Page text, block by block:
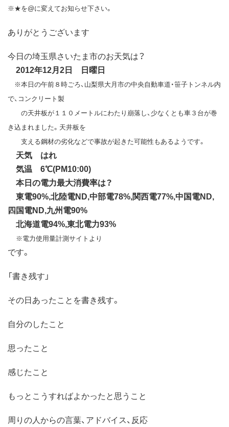
※★を@に変えてお知らせ下さい。
ありがとうございます
今日の埼玉県さいたま市のお天気は？
2012年12月2日 日曜日
※本日の午前８時ごろ、山梨県大月市の中央自動車道・笹子トンネル内
で、コンクリート製
の天井板が１１０メートルにわたり崩落し、少なくとも車３台が巻
き込まれました。天井板を
支える鋼材の劣化などで事故が起きた可能性もあるようです。
天気 はれ
気温 6℃(PM10:00)
本日の電力最大消費率は？
東電90%,北陸電ND,中部電78%,関西電77%,中国電ND,
四国電ND,九州電90%
北海道電94%,東北電力93%
※電力使用量計測サイトより
です。
「書き残す」
その日あったことを書き残す。
自分のしたこと
思ったこと
感じたこと
もっとこうすればよかったと思うこと
周りの人からの言葉、アドバイス、反応